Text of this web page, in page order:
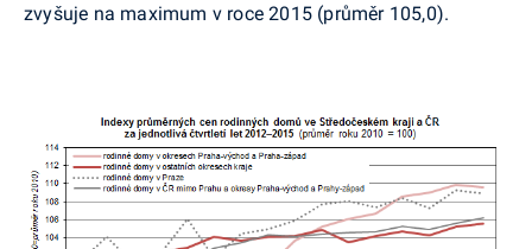
zvyšuje na maximum v roce 2015 (průměr 105,0).